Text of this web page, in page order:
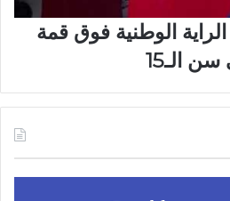
الوطنية فوق قمة